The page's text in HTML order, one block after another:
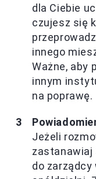
dla Ciebie
czujesz się
innego
Ważne, aby
innym
na poprawę.
Jeżeli
zastanawiaj
do